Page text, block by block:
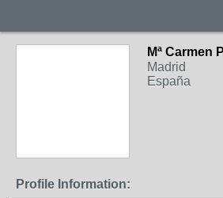
Mª Carmen
Madrid
España
Profile Information: